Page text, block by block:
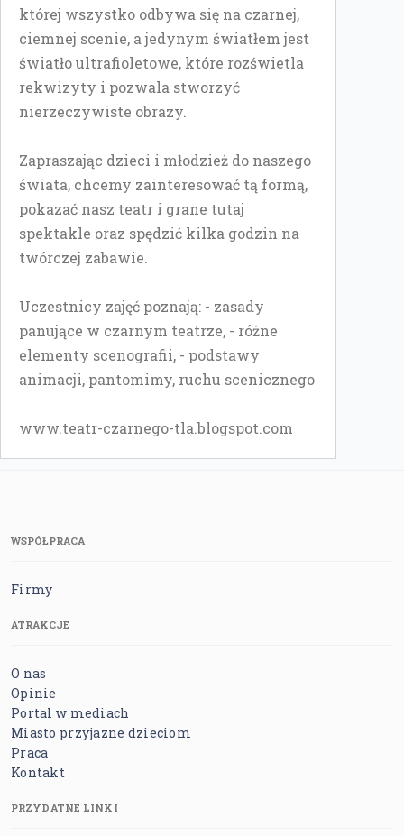
której wszystko odbywa się na czarnej,
ciemnej scenie, a jedynym światłem jest
światło ultrafioletowe, które rozświetla
rekwizyty i pozwala stworzyć
nierzeczywiste obrazy.
Zapraszając dzieci i młodzież do naszego
świata, chcemy zainteresować tą formą,
pokazać nasz teatr i grane tutaj
spektakle oraz spędzić kilka godzin na
twórczej zabawie.
Uczestnicy zajęć poznają: - zasady
panujące w czarnym teatrze, - różne
elementy scenografii, - podstawy
animacji, pantomimy, ruchu scenicznego
www.teatr-czarnego-tla.blogspot.com
WSPÓŁPRACA
Firmy
ATRAKCJE
O nas
Opinie
Portal w mediach
Miasto przyjazne dzieciom
Praca
Kontakt
PRZYDATNE LINKI